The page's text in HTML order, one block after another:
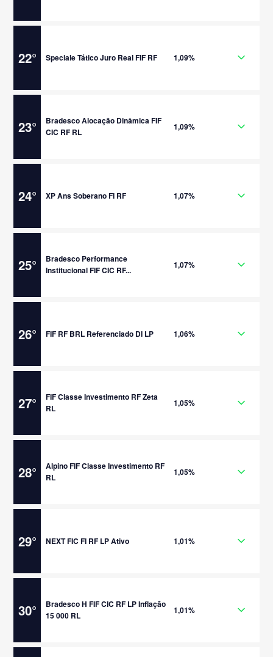
22° Speciale Tático Juro Real FIF RF 1,09%
23°
Bradesco Alocação Dinâmica FIF
CIC RF RL
1,09%
24° XP Ans Soberano FI RF 1,07%
25°
Bradesco Performance
Institucional FIF CIC RF...
1,07%
26° FIF RF BRL Referenciado DI LP 1,06%
27°
FIF Classe Investimento RF Zeta
RL
1,05%
28°
Alpino FIF Classe Investimento RF
RL
1,05%
29° NEXT FIC FI RF LP Ativo 1,01%
30°
Bradesco H FIF CIC RF LP Inflação
15 000 RL
1,01%